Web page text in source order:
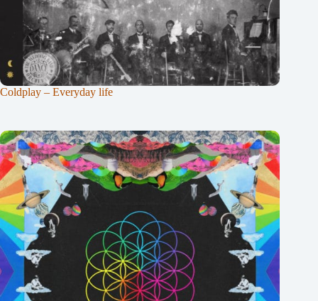
Coldplay – Everyday life